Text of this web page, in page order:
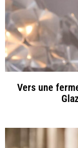
Vers une